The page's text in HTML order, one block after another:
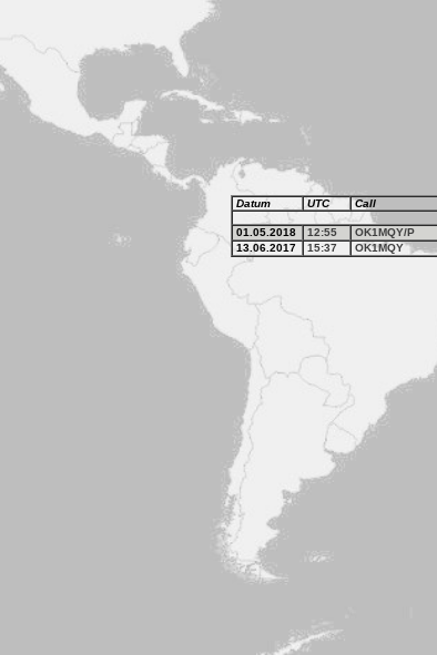
Datum UTC Call
01.05.2018 12:55 OK1MQY/P
13.06.2017 15:37 OK1MQY